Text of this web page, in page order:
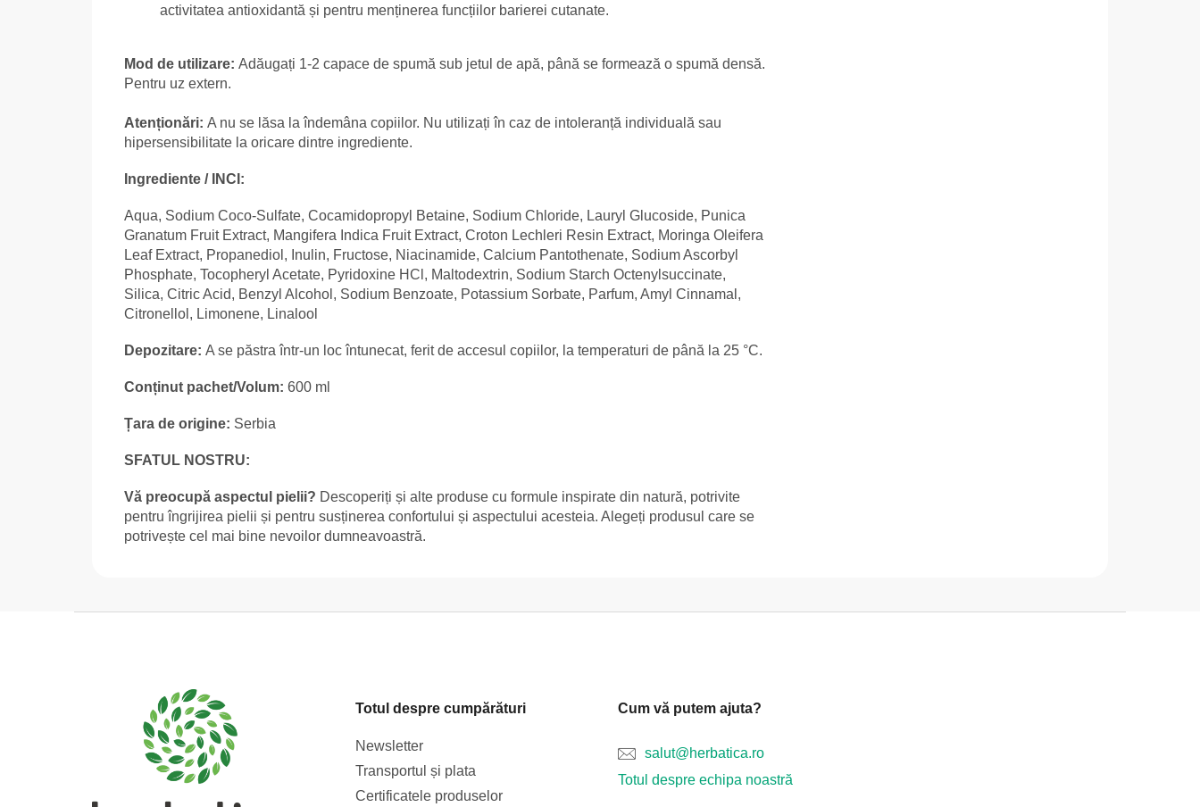
activitatea antioxidantă și pentru menținerea funcțiilor barierei cutanate.
Mod de utilizare: Adăugați 1-2 capace de spumă sub jetul de apă, până se formează o spumă densă.
Pentru uz extern.
Atenționări: A nu se lăsa la îndemâna copiilor. Nu utilizați în caz de intoleranță individuală sau
hipersensibilitate la oricare dintre ingrediente.
Ingrediente / INCI:
Aqua, Sodium Coco-Sulfate, Cocamidopropyl Betaine, Sodium Chloride, Lauryl Glucoside, Punica
Granatum Fruit Extract, Mangifera Indica Fruit Extract, Croton Lechleri Resin Extract, Moringa Oleifera
Leaf Extract, Propanediol, Inulin, Fructose, Niacinamide, Calcium Pantothenate, Sodium Ascorbyl
Phosphate, Tocopheryl Acetate, Pyridoxine HCl, Maltodextrin, Sodium Starch Octenylsuccinate,
Silica, Citric Acid, Benzyl Alcohol, Sodium Benzoate, Potassium Sorbate, Parfum, Amyl Cinnamal,
Citronellol, Limonene, Linalool
Depozitare: A se păstra într-un loc întunecat, ferit de accesul copiilor, la temperaturi de până la 25 °C.
Conținut pachet/Volum: 600 ml
Țara de origine: Serbia
SFATUL NOSTRU:
Vă preocupă aspectul pielii? Descoperiți și alte produse cu formule inspirate din natură, potrivite
pentru îngrijirea pielii și pentru susținerea confortului și aspectului acesteia. Alegeți produsul care se
potrivește cel mai bine nevoilor dumneavoastră.
Totul despre cumpărături
Newsletter
Transportul și plata
Certificatele produselor
Cum vă putem ajuta?
salut@herbatica.ro
Totul despre echipa noastră